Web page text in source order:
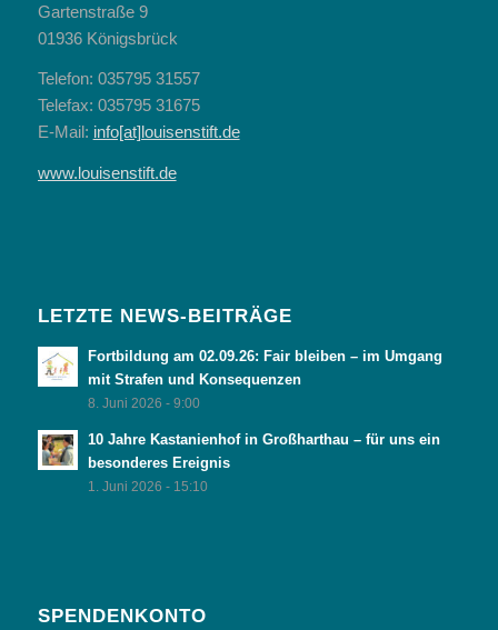
Gartenstraße 9
01936 Königsbrück
Telefon: 035795 31557
Telefax: 035795 31675
E-Mail: info[at]louisenstift.de
www.louisenstift.de
LETZTE NEWS-BEITRÄGE
Fortbildung am 02.09.26: Fair bleiben – im Umgang
mit Strafen und Konsequenzen
8. Juni 2026 - 9:00
10 Jahre Kastanienhof in Großharthau – für uns ein
besonderes Ereignis
1. Juni 2026 - 15:10
SPENDENKONTO